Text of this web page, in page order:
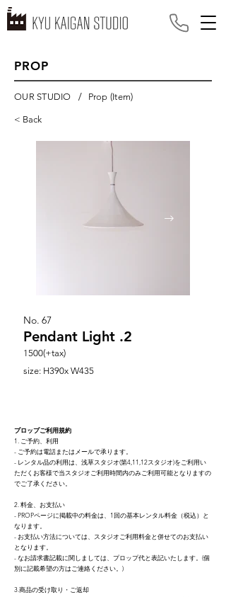
PROP
OUR STUDIO / Prop (Item)
< Back
No. 67
Pendant Light .2
1500(+tax)
size: H390x W435
プロップご利用規約
1. ご予約、利用
- ご予約は電話またはメールで承ります。
- レンタル品の利用は、浅草スタジオ(第4,11,12スタジオ)をご利用い
ただくお客様で当スタジオご利用時間内のみご利用可能となりますの
でご了承ください。
2. 料金、お支払い
- PROPページに掲載中の料金は、1回の基本レンタル料金（税込）と
なり ます。
- お支払い方法については、スタジオご利用料金と併せてのお支払い
となります。
- なお請求書記載に関しましては、プロップ代と表記いたします。(個
別に記載希望の方はご連絡ください。)
3.商品の受け取り・ご返却